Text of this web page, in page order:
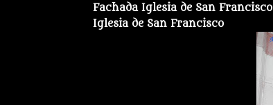
Fachada Iglesia de San Francisco
Iglesia de San Francisco